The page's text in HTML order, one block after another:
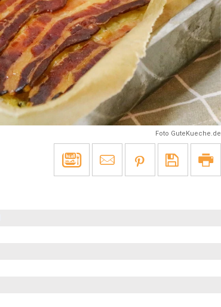
Foto GuteKueche.de